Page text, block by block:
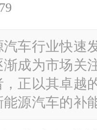
汽车行业快速
渐成为市场关
，正以其卓越
能源汽车的